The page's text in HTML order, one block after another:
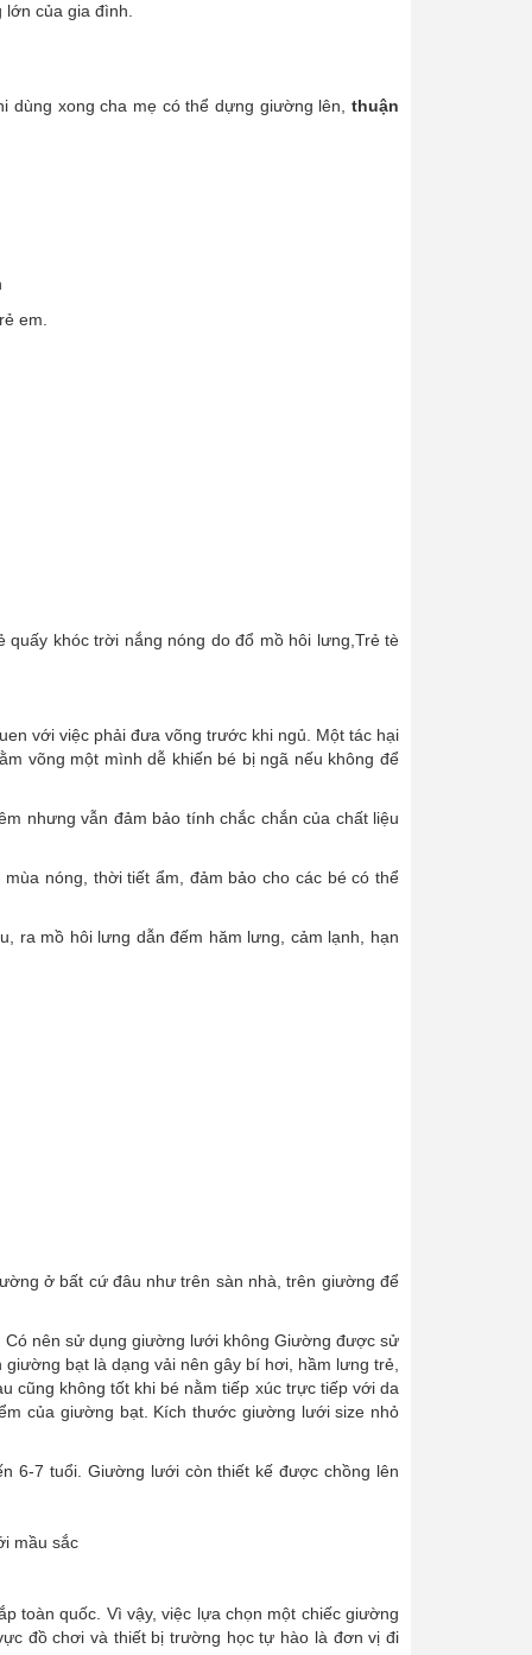
của gia đình.
xong cha mẹ có thể dựng giường lên,
thuận
em.
khóc trời nắng nóng do đổ mồ hôi lưng,Trẻ tè
với việc phải đưa võng trước khi ngủ. Một tác hại
võng một mình dễ khiến bé bị ngã nếu không để
nhưng vẫn đảm bảo tính chắc chắn của chất liệu
nóng, thời tiết ẩm, đảm bảo cho các bé có thể
ra mồ hôi lưng dẫn đếm hăm lưng, cảm lạnh, hạn
ở bất cứ đâu như trên sàn nhà, trên giường để
nên sử dụng giường lưới không Giường được sử
bạt là dạng vải nên gây bí hơi, hầm lưng trẻ,
cũng không tốt khi bé nằm tiếp xúc trực tiếp với da
của giường bạt. Kích thước giường lưới size nhỏ
6-7 tuổi. Giường lưới còn thiết kế được chồng lên
mầu sắc
toàn quốc. Vì vậy, việc lựa chọn một chiếc giường
đồ chơi và thiết bị trường học tự hào là đơn vị đi